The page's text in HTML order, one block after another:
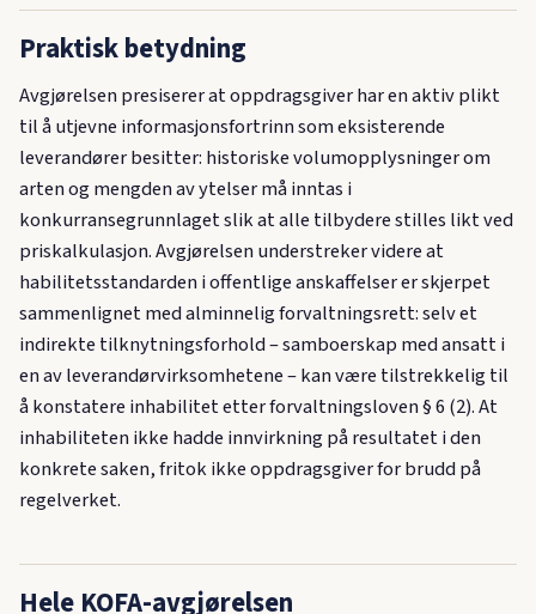
Praktisk betydning
Avgjørelsen presiserer at oppdragsgiver har en aktiv plikt
til å utjevne informasjonsfortrinn som eksisterende
leverandører besitter: historiske volumopplysninger om
arten og mengden av ytelser må inntas i
konkurransegrunnlaget slik at alle tilbydere stilles likt ved
priskalkulasjon. Avgjørelsen understreker videre at
habilitetsstandarden i offentlige anskaffelser er skjerpet
sammenlignet med alminnelig forvaltningsrett: selv et
indirekte tilknytningsforhold – samboerskap med ansatt i
en av leverandørvirksomhetene – kan være tilstrekkelig til
å konstatere inhabilitet etter forvaltningsloven § 6 (2). At
inhabiliteten ikke hadde innvirkning på resultatet i den
konkrete saken, fritok ikke oppdragsgiver for brudd på
regelverket.
Hele KOFA-avgjørelsen